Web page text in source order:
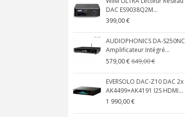
DAC ES9038Q2M...
399,00 €
AUDIOPHONICS DA-S250NC
Amplificateur Intégré...
579,00 €649,00 €
EVERSOLO DAC-Z10 DAC 2x
AK4499+AK4191 I2S HDMI...
1 990,00 €